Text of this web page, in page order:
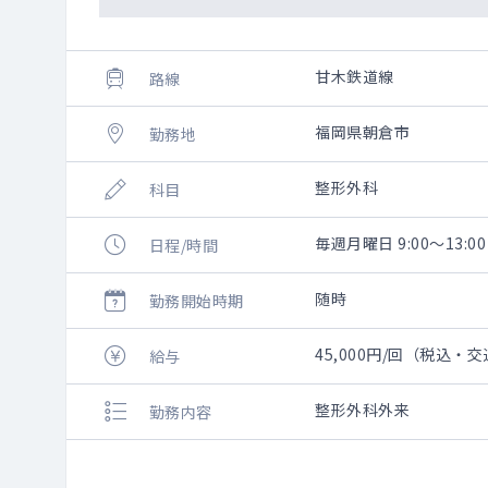
路線 甘木鉄道線
勤務地 福岡県朝倉市
科目 整形外科
日程/時間 毎週月曜日 9:00～13:00
勤務開始時期 随時
給与 45,000円/回（税込・交
勤務内容 整形外科外来